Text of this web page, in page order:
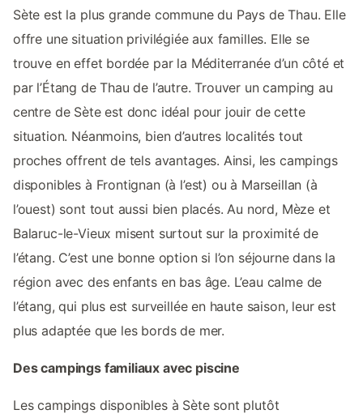
Sète est la plus grande commune du Pays de Thau. Elle
offre une situation privilégiée aux familles. Elle se
trouve en effet bordée par la Méditerranée d’un côté et
par l’Étang de Thau de l’autre. Trouver un camping au
centre de Sète est donc idéal pour jouir de cette
situation. Néanmoins, bien d’autres localités tout
proches offrent de tels avantages. Ainsi, les campings
disponibles à Frontignan (à l’est) ou à Marseillan (à
l’ouest) sont tout aussi bien placés. Au nord, Mèze et
Balaruc-le-Vieux misent surtout sur la proximité de
l’étang. C’est une bonne option si l’on séjourne dans la
région avec des enfants en bas âge. L’eau calme de
l’étang, qui plus est surveillée en haute saison, leur est
plus adaptée que les bords de mer.
Des campings familiaux avec piscine
Les campings disponibles à Sète sont plutôt